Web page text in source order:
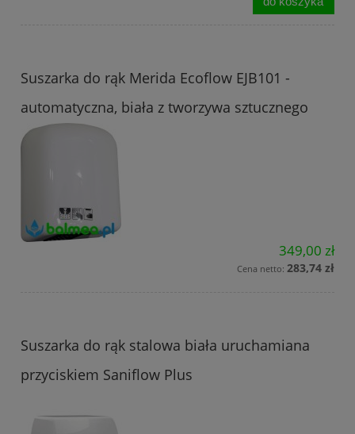
Suszarka do rąk Merida Ecoflow EJB101 -
automatyczna, biała z tworzywa sztucznego
349,00 zł
Cena netto: 283,74 zł
Suszarka do rąk stalowa biała uruchamiana
przyciskiem Saniflow Plus